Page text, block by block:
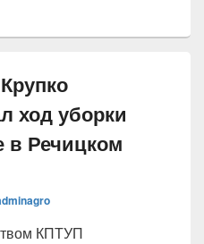
ход уборки
в Речицком
КПТУП